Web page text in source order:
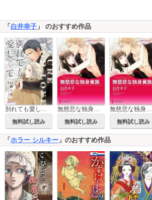
「 白井幸子 」 のおすすめ作品
別れても愛しくて
無料試し読み
無慈悲な独身貴族
無料試し読み
無慈悲な独身貴族（カラー版）
無料試し読み
「 ホラー シルキー 」のおすすめ作品